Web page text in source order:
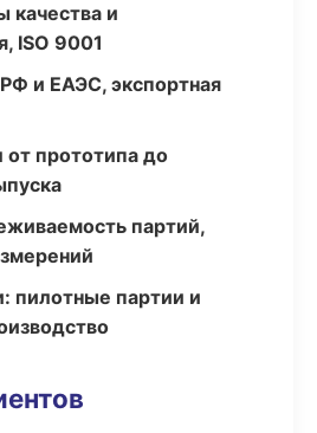
качества и
ISO 9001
и ЕАЭС, экспортная
прототипа до
партий,
пилотные партии и